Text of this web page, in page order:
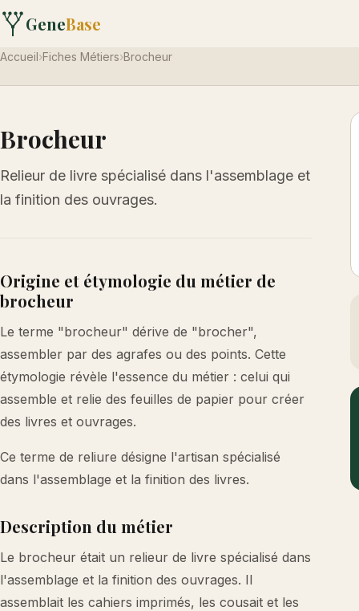
GeneBase
Accueil›Fiches Métiers›Brocheur
Brocheur
Relieur de livre spécialisé dans l'assemblage et
la finition des ouvrages.
Origine et étymologie du métier de
brocheur
Le terme "brocheur" dérive de "brocher",
assembler par des agrafes ou des points. Cette
étymologie révèle l'essence du métier : celui qui
assemble et relie des feuilles de papier pour créer
des livres et ouvrages.
Ce terme de reliure désigne l'artisan spécialisé
dans l'assemblage et la finition des livres.
Description du métier
Le brocheur était un relieur de livre spécialisé dans
l'assemblage et la finition des ouvrages. Il
assemblait les cahiers imprimés, les cousait et les